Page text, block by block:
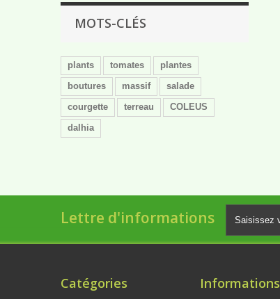
MOTS-CLÉS
plants tomates
plantes
boutures
massif
salade
courgette
terreau
COLEUS
dalhia
Lettre d'informations
Catégories Informations